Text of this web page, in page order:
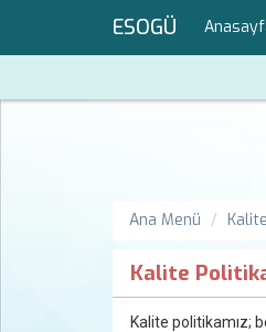
ESOGÜ
Ana Menü Kalite
Kalite
Kalite politikamız;